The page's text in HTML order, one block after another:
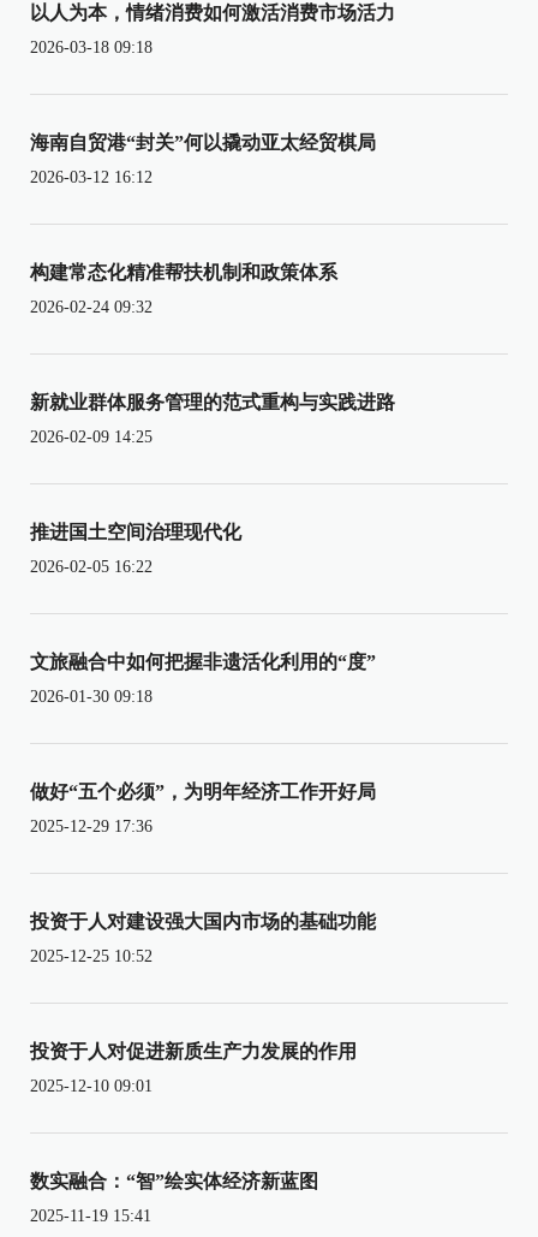
以人为本，情绪消费如何激活消费市场活力
2026-03-18 09:18
海南自贸港“封关”何以撬动亚太经贸棋局
2026-03-12 16:12
构建常态化精准帮扶机制和政策体系
2026-02-24 09:32
新就业群体服务管理的范式重构与实践进路
2026-02-09 14:25
推进国土空间治理现代化
2026-02-05 16:22
文旅融合中如何把握非遗活化利用的“度”
2026-01-30 09:18
做好“五个必须”，为明年经济工作开好局
2025-12-29 17:36
投资于人对建设强大国内市场的基础功能
2025-12-25 10:52
投资于人对促进新质生产力发展的作用
2025-12-10 09:01
数实融合：“智”绘实体经济新蓝图
2025-11-19 15:41